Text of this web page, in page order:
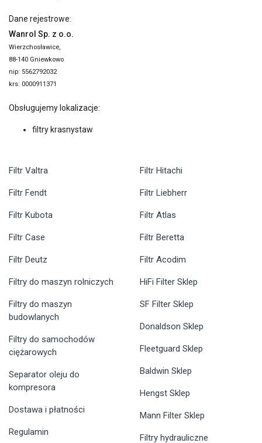
Dane rejestrowe:
Wanrol Sp. z o.o.
Wierzchosławice,
88-140 Gniewkowo
nip: 5562792032
krs: 0000911371
Obsługujemy lokalizacje:
filtry krasnystaw
Filtr Valtra
Filtr Fendt
Filtr Kubota
Filtr Case
Filtr Deutz
Filtr Hitachi
Filtr Liebherr
Filtr Atlas
Filtr Beretta
Filtr Acodim
Filtry do maszyn rolniczych
Filtry do maszyn
budowlanych
Filtry do samochodów
ciężarowych
Separator oleju do
kompresora
Dostawa i płatności
Regulamin
HiFi Filter Sklep
SF Filter Sklep
Donaldson Sklep
Fleetguard Sklep
Baldwin Sklep
Hengst Sklep
Mann Filter Sklep
Filtry hydrauliczne